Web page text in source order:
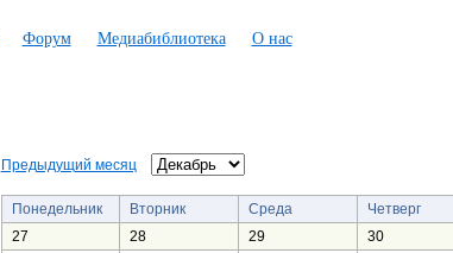
Форум Медиабиблиотека О нас
Предыдущий месяц
Понедельник Вторник Среда Четверг
27
28 29 30